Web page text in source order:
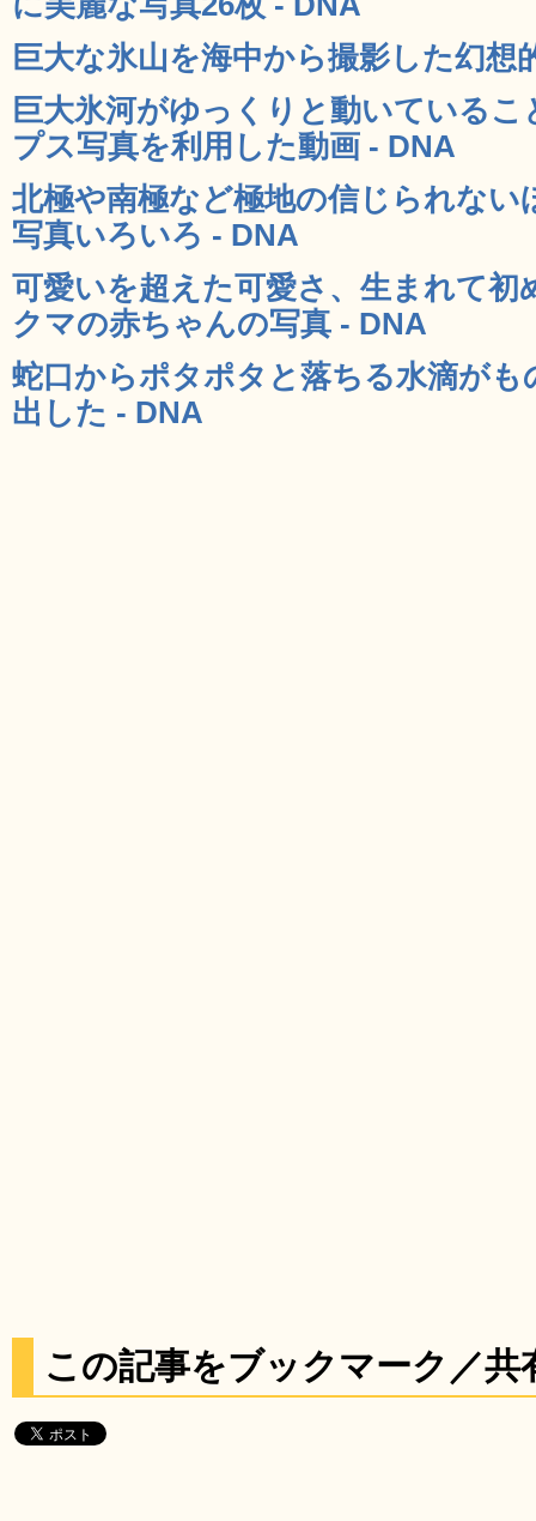
巨大な氷山を海中から撮影した幻想
巨大氷河がゆっくりと動いている
プス写真を利用した動画 - DNA
北極や南極など極地の信じられない
写真いろいろ - DNA
可愛いを超えた可愛さ、生まれて初
クマの赤ちゃんの写真 - DNA
蛇口からポタポタと落ちる水滴が
出した - DNA
この記事をブックマーク／共